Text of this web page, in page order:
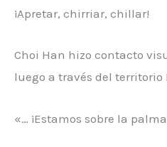
¡Apretar, chirriar, chillar!
Choi Han hizo contacto
luego a través del territorio
«… ¡Estamos sobre la